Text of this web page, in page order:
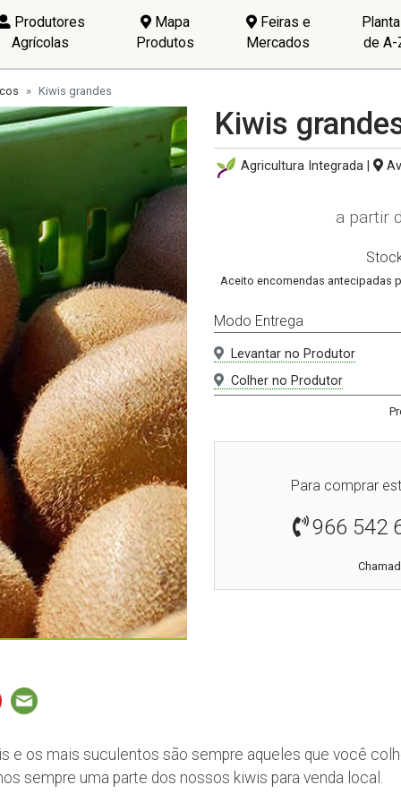
Produtores
Agrícolas
Mapa
Produtos
Feiras e
Mercados
de A-
Kiwis grandes
Kiwis
Agricultura Integrada |
a partir
Aceito encomendas antecipadas
Modo Entrega
Levantar no Produtor
Colher no Produtor
Para comprar
966 542
e os mais suculentos são sempre aqueles que você
sempre uma parte dos nossos kiwis para venda local.